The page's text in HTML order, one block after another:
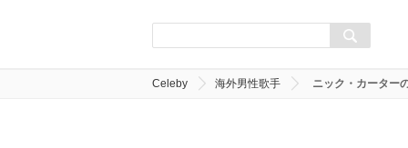
Celeby 海外男性歌手 ニック・カーター